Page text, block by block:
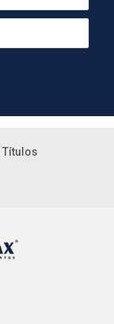
Títulos